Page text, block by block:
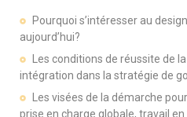
Pourquoi s’intéresser au
aujourd’hui?
Les conditions de réussite de
intégration dans la stratégie de
Les visées de la démarche
prise en charge globale, travail